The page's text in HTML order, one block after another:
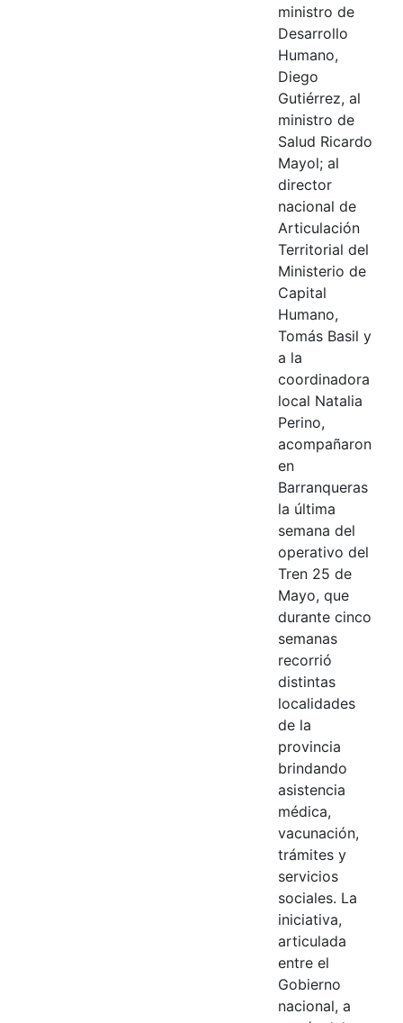
ministro de
Desarrollo
Humano,
Diego
Gutiérrez, al
ministro de
Salud Ricardo
Mayol; al
director
nacional de
Articulación
Territorial del
Ministerio de
Capital
Humano,
Tomás Basil y
a la
coordinadora
local Natalia
Perino,
acompañaron
en
Barranqueras
la última
semana del
operativo del
Tren 25 de
Mayo, que
durante cinco
semanas
recorrió
distintas
localidades
de la
provincia
brindando
asistencia
médica,
vacunación,
trámites y
servicios
sociales. La
iniciativa,
articulada
entre el
Gobierno
nacional, a